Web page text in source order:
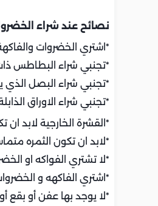
نصائح عند شراء
*اشتري الخضروات
*تجنبي شراء البطاطس
*تجنبي شراء البصل
*تجنبي شراء الاوراق
*القشرة الخارجية لابد
*لابد ان تكون الثمره
*لا تشتري الفواكه او
*اشتري الفاكهه و
*لا يوجد بها عفن أو بقع